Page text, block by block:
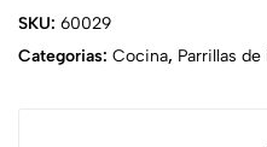
SKU: 60029
Categorias: Cocina, Parrillas